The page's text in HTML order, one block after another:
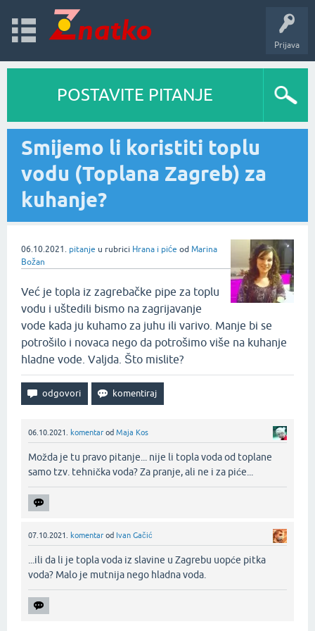
Prijava
POSTAVITE PITANJE
Smijemo li koristiti toplu
vodu (Toplana Zagreb) za
kuhanje?
06.10.2021. pitanje u rubrici Hrana i piće od Marina
Božan
Već je topla iz zagrebačke pipe za toplu
vodu i uštedili bismo na zagrijavanje
vode kada ju kuhamo za juhu ili varivo. Manje bi se
potrošilo i novaca nego da potrošimo više na kuhanje
hladne vode. Valjda. Što mislite?
06.10.2021. komentar od Maja Kos
Možda je tu pravo pitanje... nije li topla voda od toplane
samo tzv. tehnička voda? Za pranje, ali ne i za piće...‌
07.10.2021. komentar od Ivan Gačić
...ili da li je topla voda iz slavine u Zagrebu uopće pitka
voda? Malo je mutnija nego hladna voda.‌